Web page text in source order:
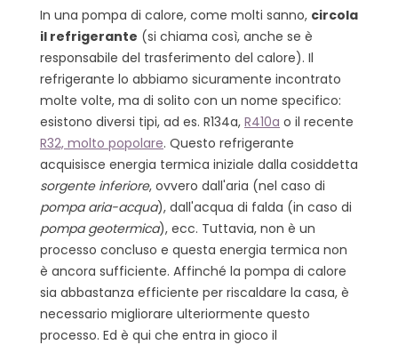
In una pompa di calore, come molti sanno, circola
il refrigerante (si chiama così, anche se è
responsabile del trasferimento del calore). Il
refrigerante lo abbiamo sicuramente incontrato
molte volte, ma di solito con un nome specifico:
esistono diversi tipi, ad es. R134a, R410a o il recente
R32, molto popolare. Questo refrigerante
acquisisce energia termica iniziale dalla cosiddetta
sorgente inferiore, ovvero dall'aria (nel caso di
pompa aria-acqua), dall'acqua di falda (in caso di
pompa geotermica), ecc. Tuttavia, non è un
processo concluso e questa energia termica non
è ancora sufficiente. Affinché la pompa di calore
sia abbastanza efficiente per riscaldare la casa, è
necessario migliorare ulteriormente questo
processo. Ed è qui che entra in gioco il